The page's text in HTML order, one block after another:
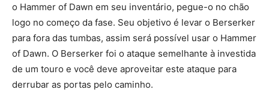
o Hammer of Dawn em seu inventário, pegue-o no chão
logo no começo da fase. Seu objetivo é levar o Berserker
para fora das tumbas, assim será possível usar o Hammer
of Dawn. O Berserker foi o ataque semelhante à investida
de um touro e você deve aproveitar este ataque para
derrubar as portas pelo caminho.